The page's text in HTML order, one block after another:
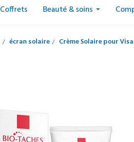
Coffrets Beauté & soins
écran solaire Crème Solaire pour